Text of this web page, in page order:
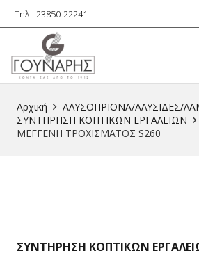
Τηλ.: 23850-22241
Αρχική
ΑΛΥΣΟΠΡΙΟΝΑ/ΑΛΥΣΙΔΕΣ/
ΣΥΝΤΗΡΗΣΗ ΚΟΠΤΙΚΩΝ ΕΡΓΑΛΕΙΩΝ
ΜΕΓΓΕΝΗ ΤΡΟΧΙΣΜΑΤΟΣ S260
ΣΥΝΤΗΡΗΣΗ ΚΟΠΤΙΚΩΝ